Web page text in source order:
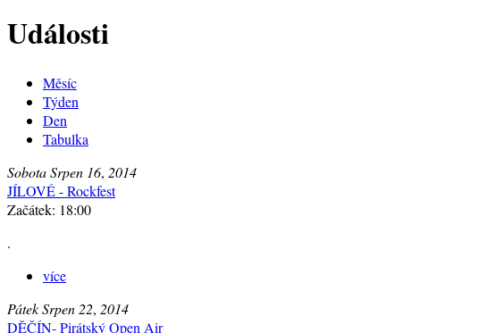
Události
Měsíc
Týden
Den
Tabulka
SobotaSrpen 16, 2014
JÍLOVÉ - Rockfest
Začátek: 18:00
.
více
PátekSrpen 22, 2014
DĚČÍN- Pirátský Open Air